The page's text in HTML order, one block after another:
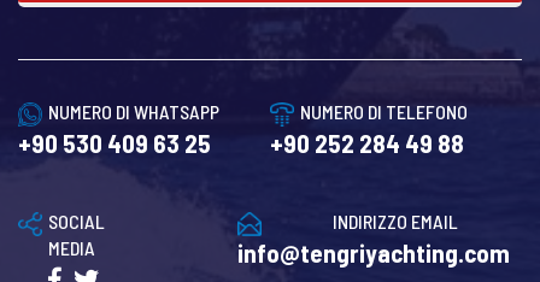
NUMERO DI WHATSAPP
+90 530 409 63 25
NUMERO DI TELEFONO
+90 252 284 49 88
INDIRIZZO EMAIL
info@tengriyachting.com
SOCIAL
MEDIA